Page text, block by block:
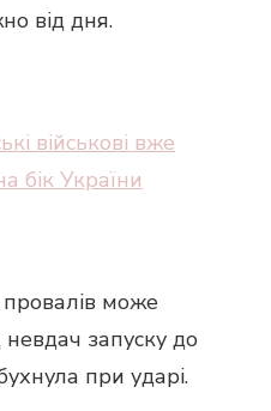
від дня.
військові вже
бік України
може
запуску до
при ударі.